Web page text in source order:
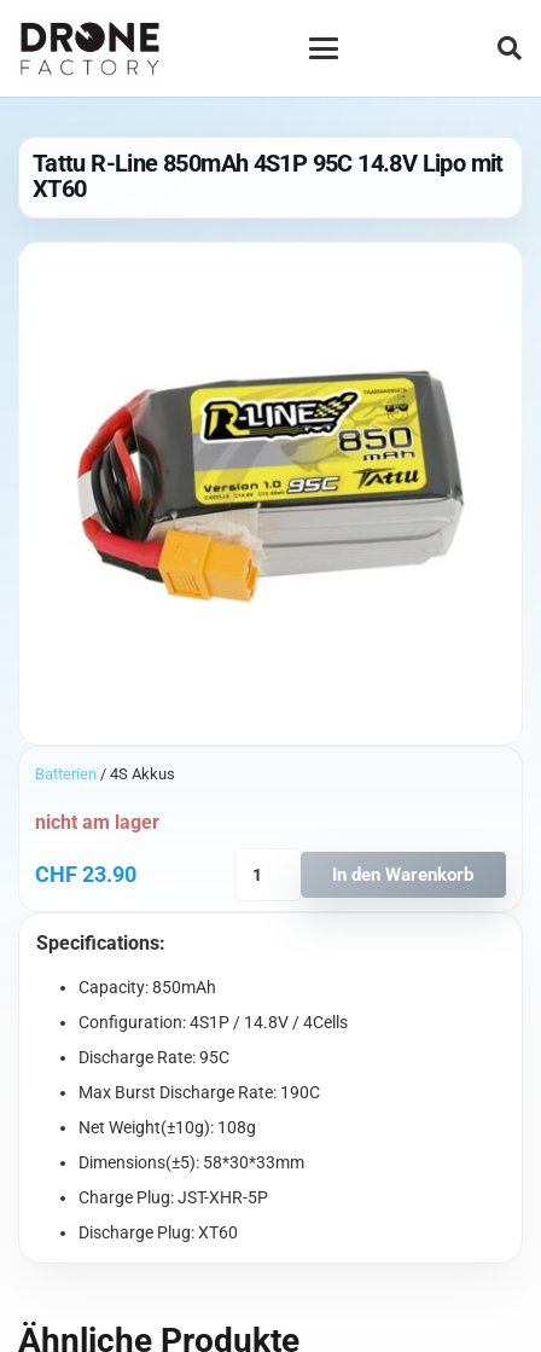
Tattu R-Line 850mAh 4S1P 95C 14.8V Lipo mit
XT60
Batterien / 4S Akkus
CHF23.90
nicht am lager
14.8V
XT60
Menge
In den Warenkorb
Specifications:
Capacity: 850mAh
Configuration: 4S1P / 14.8V / 4Cells
Discharge Rate: 95C
Max Burst Discharge Rate: 190C
Net Weight(±10g): 108g
Dimensions(±5): 58*30*33mm
Charge Plug: JST-XHR-5P
Discharge Plug: XT60
Ähnliche Produkte